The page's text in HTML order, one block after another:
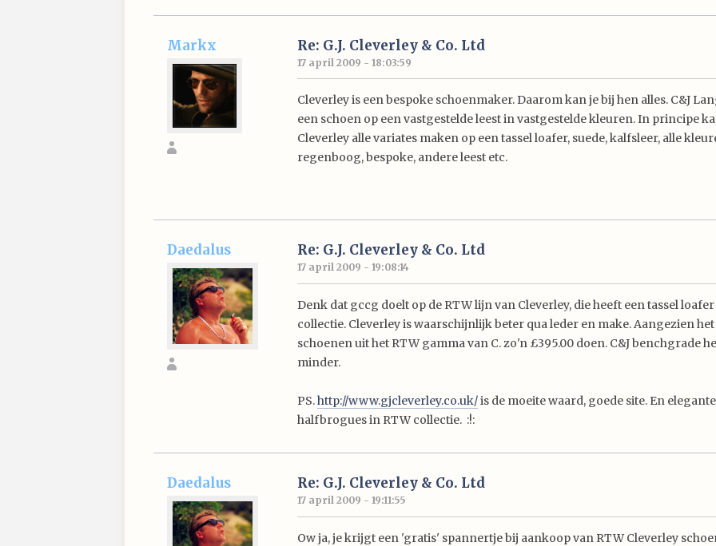
Markx Re: G.J. Cleverley & Co. Ltd
17 april 2009 - 18:03:59
Cleverley is een bespoke schoenmaker. Daarom kan je bij hen alles. C&J
een schoen op een vastgestelde leest in vastgestelde kleuren. In principe
Cleverley alle variates maken op een tassel loafer, suede, kalfsleer, alle
regenboog, bespoke, andere leest etc.
Daedalus Re: G.J. Cleverley & Co. Ltd
17 april 2009 - 19:08:14
Denk dat gccg doelt op de RTW lijn van Cleverley, die heeft een tassel
collectie. Cleverley is waarschijnlijk beter qua leder en make. Aangezien het
schoenen uit het RTW gamma van C. zo'n £395.00 doen. C&J benchgrade
minder.
PS.http://www.gjcleverley.co.uk/is de moeite waard, goede site. En elegante
halfbrogues in RTW collectie. :!:
Daedalus Re: G.J. Cleverley & Co. Ltd
17 april 2009 - 19:11:55
Ow ja, je krijgt een 'gratis' spannertje bij aankoop van RTW Cleverley